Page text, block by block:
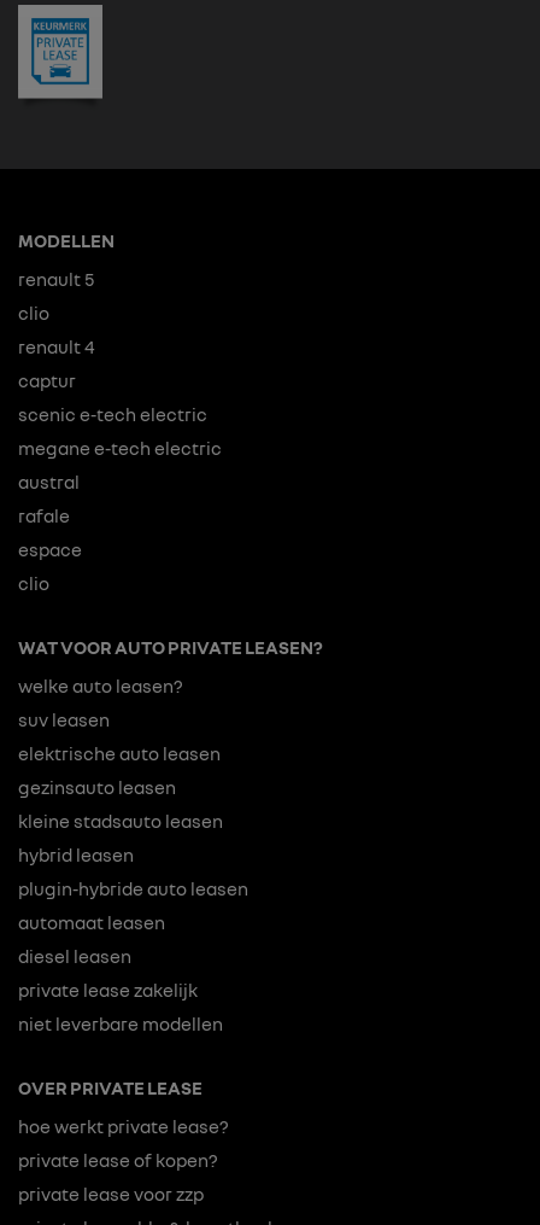
MODELLEN
renault 5
clio
renault 4
captur
scenic e-tech electric
megane e-tech electric
austral
rafale
espace
clio
WAT VOOR AUTO PRIVATE LEASEN?
welke auto leasen?
suv leasen
elektrische auto leasen
gezinsauto leasen
kleine stadsauto leasen
hybrid leasen
plugin-hybride auto leasen
automaat leasen
diesel leasen
private lease zakelijk
niet leverbare modellen
OVER PRIVATE LEASE
hoe werkt private lease?
private lease of kopen?
private lease voor zzp